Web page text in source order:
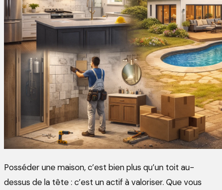
Posséder une maison, c’est bien plus qu’un toit au-
dessus de la tête : c’est un actif à valoriser. Que vous